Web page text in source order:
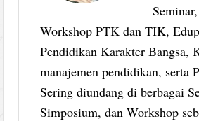
Workshop PTK dan TIK,
Pendidikan Karakter Bangsa,
manajemen pendidikan, serta
Sering diundang di berbagai
Simposium, dan Workshop